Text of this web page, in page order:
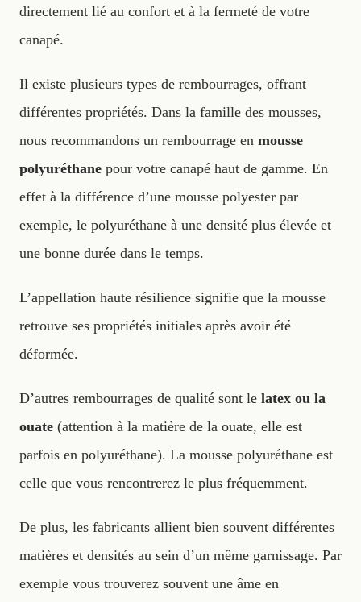
directement lié au confort et à la fermeté de votre
canapé.
Il existe plusieurs types de rembourrages, offrant
différentes propriétés. Dans la famille des mousses,
nous recommandons un rembourrage en mousse
polyuréthane pour votre canapé haut de gamme. En
effet à la différence d’une mousse polyester par
exemple, le polyuréthane à une densité plus élevée et
une bonne durée dans le temps.
L’appellation haute résilience signifie que la mousse
retrouve ses propriétés initiales après avoir été
déformée.
D’autres rembourrages de qualité sont le latex ou la
ouate (attention à la matière de la ouate, elle est
parfois en polyuréthane). La mousse polyuréthane est
celle que vous rencontrerez le plus fréquemment.
De plus, les fabricants allient bien souvent différentes
matières et densités au sein d’un même garnissage. Par
exemple vous trouverez souvent une âme en